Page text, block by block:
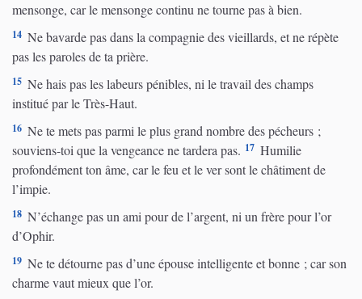
mensonge, car le mensonge continu ne tourne pas à bien.
14 Ne bavarde pas dans la compagnie des vieillards, et ne répète
pas les paroles de ta prière.
15 Ne hais pas les labeurs pénibles, ni le travail des champs
institué par le Très-Haut.
16 Ne te mets pas parmi le plus grand nombre des pécheurs ;
souviens-toi que la vengeance ne tardera pas. 17 Humilie
profondément ton âme, car le feu et le ver sont le châtiment de
l’impie.
18 N’échange pas un ami pour de l’argent, ni un frère pour l’or
d’Ophir.
19 Ne te détourne pas d’une épouse intelligente et bonne ; car son
charme vaut mieux que l’or.